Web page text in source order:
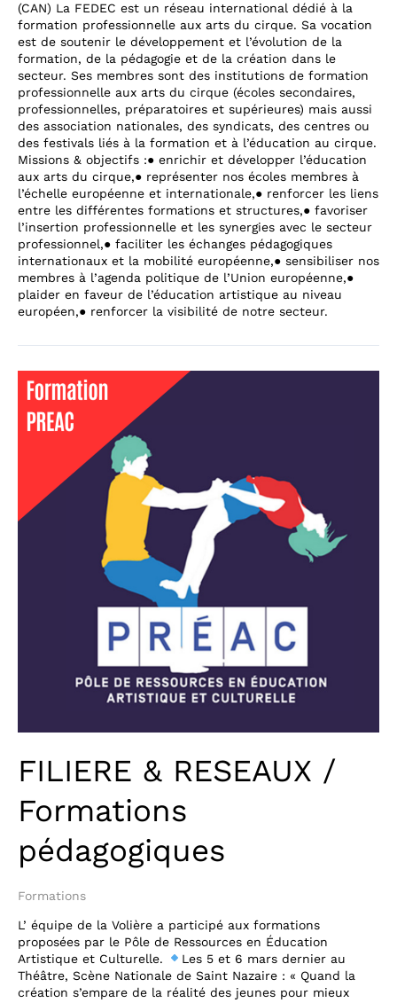
(CAN) La FEDEC est un réseau international dédié à la
formation professionnelle aux arts du cirque. Sa vocation
est de soutenir le développement et l’évolution de la
formation, de la pédagogie et de la création dans le
secteur. Ses membres sont des institutions de formation
professionnelle aux arts du cirque (écoles secondaires,
professionnelles, préparatoires et supérieures) mais aussi
des association nationales, des syndicats, des centres ou
des festivals liés à la formation et à l’éducation au cirque.
Missions & objectifs :● enrichir et développer l’éducation
aux arts du cirque,● représenter nos écoles membres à
l’échelle européenne et internationale,● renforcer les liens
entre les différentes formations et structures,● favoriser
l’insertion professionnelle et les synergies avec le secteur
professionnel,● faciliter les échanges pédagogiques
internationaux et la mobilité européenne,● sensibiliser nos
membres à l’agenda politique de l’Union européenne,●
plaider en faveur de l’éducation artistique au niveau
européen,● renforcer la visibilité de notre secteur.
FILIERE & RESEAUX /
Formations
pédagogiques
Formations
L’ équipe de la Volière a participé aux formations
proposées par le Pôle de Ressources en Éducation
Artistique et Culturelle.
Les 5 et 6 mars dernier au
Théâtre, Scène Nationale de Saint Nazaire : « Quand la
création s’empare de la réalité des jeunes pour mieux